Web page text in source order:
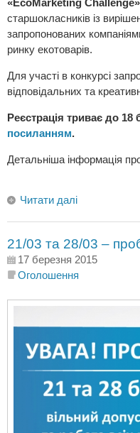
«EcoMarketing Challenge»
старшокласників із
запропонованих
ринку екотоварів.
Для участі в конкурсі
відповідальних та
Реєстрація триває до
посиланням.
Детальніша інформація
Читати далі
21/03 та 28/03 –
17 березня 2015
Оголошення